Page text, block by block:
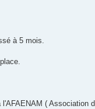
à 5 mois.
(